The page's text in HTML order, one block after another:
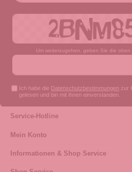
Um weiterzugehen, geben Sie die
Ich habe die Datenschutzbestimmungen zur
gelesen und bin mit ihnen einverstanden.
Service-Hotline
Mein Konto
Informationen & Shop Service